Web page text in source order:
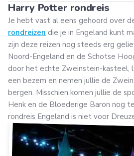
Harry Potter rondreis
Je hebt vast al eens gehoord over
rondreizen die je in Engeland kunt
zijn deze reizen nog steeds erg
Noord-Engeland en de Schotse
door het echte Zweinstein-kasteel,
een bezem en nemen jullie de
bergen. Misschien komen jullie de
Henk en de Bloederige Baron nog
rondreis Engeland is niet voor